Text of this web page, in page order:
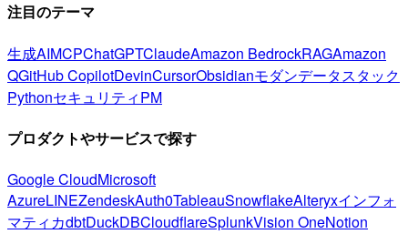
注目のテーマ
生成AIMCPChatGPTClaudeAmazon BedrockRAGAmazon
QGitHub CopilotDevinCursorObsidianモダンデータスタック
PythonセキュリティPM
プロダクトやサービスで探す
Google CloudMicrosoft
AzureLINEZendeskAuth0TableauSnowflakeAlteryxインフォ
マティカdbtDuckDBCloudflareSplunkVision OneNotion